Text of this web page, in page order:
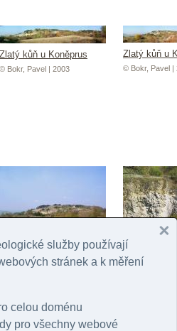
Zlatý kůň u Koněprus
© Bokr, Pavel | 2003
Zlatý kůň u
© Bokr, Pavel |
Zlatý kůň u Koněprus Lom Na
služby používají
stránek a k měření
celou doménu
pro všechny webové